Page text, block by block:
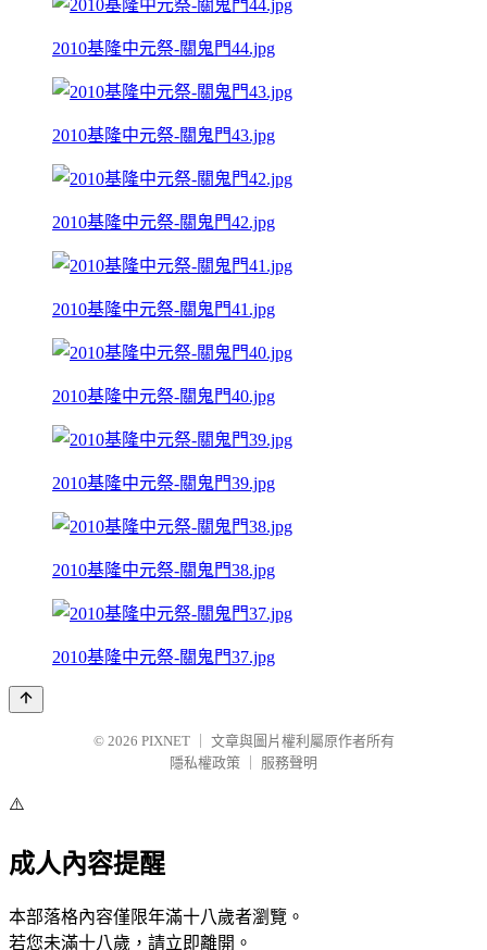
2010基隆中元祭-關鬼門44.jpg
2010基隆中元祭-關鬼門43.jpg
2010基隆中元祭-關鬼門42.jpg
2010基隆中元祭-關鬼門41.jpg
2010基隆中元祭-關鬼門40.jpg
2010基隆中元祭-關鬼門39.jpg
2010基隆中元祭-關鬼門38.jpg
2010基隆中元祭-關鬼門37.jpg
© 2026 PIXNET
文章與圖片權利屬原作者所有
隱私權政策
服務聲明
⚠️
成人內容提醒
本部落格內容僅限年滿十八歲者瀏覽。
若您未滿十八歲，請立即離開。